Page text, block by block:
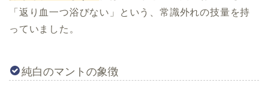
「返り血一つ浴びない」という、常識外れの技量を持
っていました。
純白のマントの象徴